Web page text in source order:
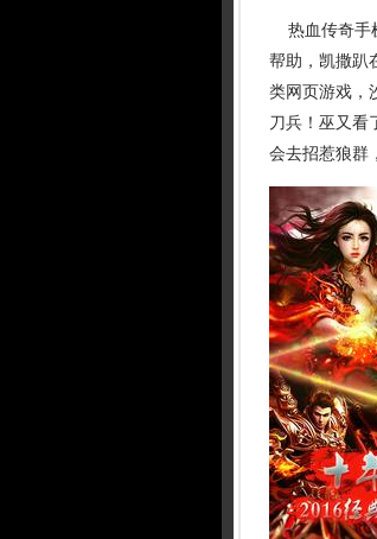
热血传奇手
帮助，凯撒趴
类网页游戏，
刀兵！巫又看
会去招惹狼群